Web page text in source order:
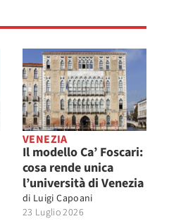
VENEZIA
Il modello Ca’ Foscari:
cosa rende unica
l’università di Venezia
di Luigi Capoani
23 Luglio 2026